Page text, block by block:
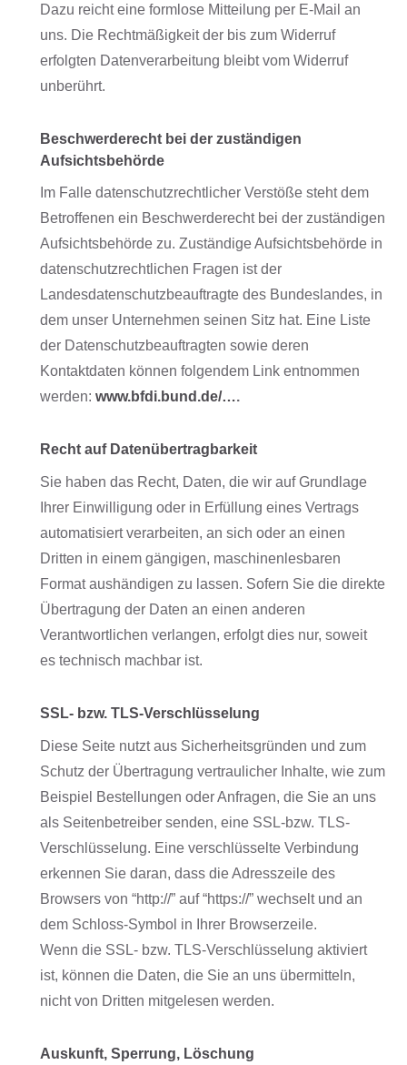
Dazu reicht eine formlose Mitteilung per E-Mail an
uns. Die Rechtmäßigkeit der bis zum Widerruf
erfolgten Datenverarbeitung bleibt vom Widerruf
unberührt.
Beschwerderecht bei der zuständigen
Aufsichtsbehörde
Im Falle datenschutzrechtlicher Verstöße steht dem
Betroffenen ein Beschwerderecht bei der zuständigen
Aufsichtsbehörde zu. Zuständige Aufsichtsbehörde in
datenschutzrechtlichen Fragen ist der
Landesdatenschutzbeauftragte des Bundeslandes, in
dem unser Unternehmen seinen Sitz hat. Eine Liste
der Datenschutzbeauftragten sowie deren
Kontaktdaten können folgendem Link entnommen
werden: www.bfdi.bund.de/….
Recht auf Datenübertragbarkeit
Sie haben das Recht, Daten, die wir auf Grundlage
Ihrer Einwilligung oder in Erfüllung eines Vertrags
automatisiert verarbeiten, an sich oder an einen
Dritten in einem gängigen, maschinenlesbaren
Format aushändigen zu lassen. Sofern Sie die direkte
Übertragung der Daten an einen anderen
Verantwortlichen verlangen, erfolgt dies nur, soweit
es technisch machbar ist.
SSL- bzw. TLS-Verschlüsselung
Diese Seite nutzt aus Sicherheitsgründen und zum
Schutz der Übertragung vertraulicher Inhalte, wie zum
Beispiel Bestellungen oder Anfragen, die Sie an uns
als Seitenbetreiber senden, eine SSL-bzw. TLS-
Verschlüsselung. Eine verschlüsselte Verbindung
erkennen Sie daran, dass die Adresszeile des
Browsers von “http://” auf “https://” wechselt und an
dem Schloss-Symbol in Ihrer Browserzeile.
Wenn die SSL- bzw. TLS-Verschlüsselung aktiviert
ist, können die Daten, die Sie an uns übermitteln,
nicht von Dritten mitgelesen werden.
Auskunft, Sperrung, Löschung